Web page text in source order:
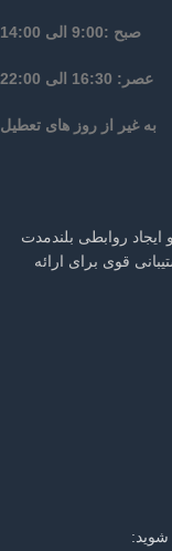
صبح :9:00 الی 14:00
عصر: 16:30 الی 22:00
به غیر از روز های تعطیل
روابطی بلندمدت
قوی برای ارائه
شوید: